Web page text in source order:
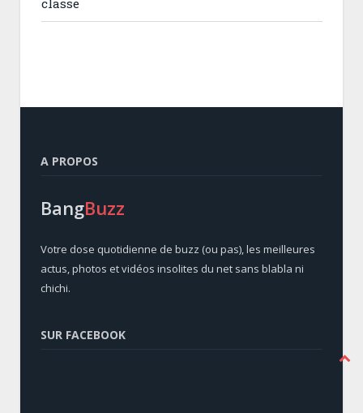
classe
A PROPOS
BangBuzz
Votre dose quotidienne de buzz (ou pas), les meilleures
actus, photos et vidéos insolites du net sans blabla ni
chichi.
SUR FACEBOOK